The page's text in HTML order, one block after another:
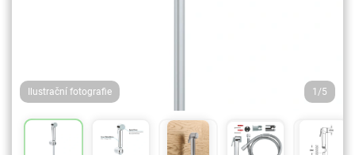
Ilustrační fotografie 1/5